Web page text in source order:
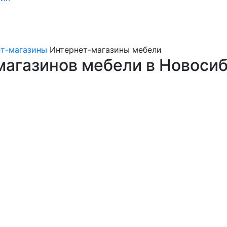
магазины Интернет-магазины мебели
мебели в